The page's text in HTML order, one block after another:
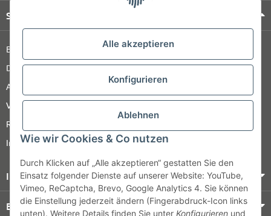
Alle akzeptieren
Konfigurieren
Ablehnen
Wie wir Cookies & Co nutzen
Durch Klicken auf „Alle akzeptieren“ gestatten Sie den
Einsatz folgender Dienste auf unserer Website: YouTube,
Vimeo, ReCaptcha, Brevo, Google Analytics 4. Sie können
die Einstellung jederzeit ändern (Fingerabdruck-Icon links
unten). Weitere Details finden Sie unter Konfigurieren und
Shop Service
Barrierefreiheitserklärung
Datenschutz
AGB
Versandinformationen
Retour
Impressum
Informationen
Bezahlung & Versand